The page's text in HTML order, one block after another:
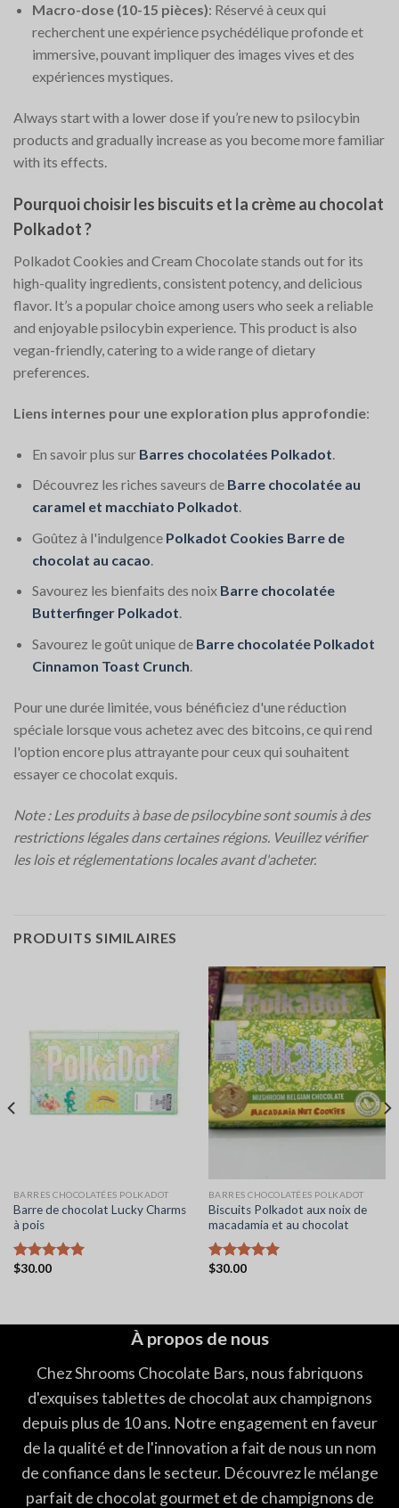
Macro-dose (10-15 pièces): Réservé à ceux qui
recherchent une expérience psychédélique profonde et
immersive, pouvant impliquer des images vives et des
expériences mystiques.
Always start with a lower dose if you’re new to psilocybin
products and gradually increase as you become more familiar
with its effects.
Pourquoi choisir les biscuits et la crème au chocolat
Polkadot ?
Polkadot Cookies and Cream Chocolate stands out for its
high-quality ingredients, consistent potency, and delicious
flavor. It’s a popular choice among users who seek a reliable
and enjoyable psilocybin experience. This product is also
vegan-friendly, catering to a wide range of dietary
preferences.
Liens internes pour une exploration plus approfondie:
En savoir plus sur Barres chocolatées Polkadot
Découvrez les riches saveurs de Barre chocolatée au
caramel et macchiato Polkadot.
Goûtez à l'indulgence Polkadot Cookies Barre de
chocolat au cacao.
Savourez les bienfaits des noix Barre chocolatée
Butterfinger Polkadot.
Savourez le goût unique de Barre chocolatée Polkadot
Cinnamon Toast Crunch.
Pour une durée limitée, vous bénéficiez d'une réduction
spéciale lorsque vous achetez avec des bitcoins, ce qui rend
l'option encore plus attrayante pour ceux qui souhaitent
essayer ce chocolat exquis.
Note : Les produits à base de psilocybine sont soumis à des
restrictions légales dans certaines régions. Veuillez vérifier
les lois et réglementations locales avant d'acheter.
PRODUITS SIMILAIRES
BARRES CHOCOLATÉES POLKADOT
Barre de chocolat Lucky Charms
à pois
Note5.00
$30.00
BARRES CHOCOLATÉES POLKADOT
Biscuits Polkadot aux noix de
macadamia et au chocolat
Note5.00
$30.00
À propos de nous
Chez Shrooms Chocolate Bars, nous fabriquons
d'exquises tablettes de chocolat aux champignons
depuis plus de 10 ans. Notre engagement en faveur
de la qualité et de l'innovation a fait de nous un nom
de confiance dans le secteur. Découvrez le mélange
parfait de chocolat gourmet et de champignons de